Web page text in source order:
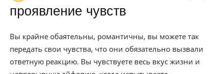
проявление чувств
Вы крайне обаятельны, романтичны, вы можете так
передать свои чувства, что они обязательно вызвали
ответную реакцию. Вы чувствуете весь вкус жизни и